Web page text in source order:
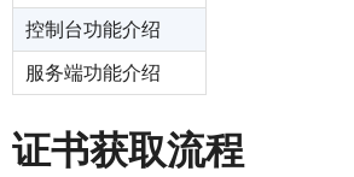
控制台功能介绍
服务端功能介绍
证书获取流程